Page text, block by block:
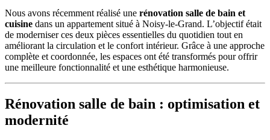
Nous avons récemment réalisé une rénovation salle de bain et
cuisine dans un appartement situé à Noisy-le-Grand. L’objectif était
de moderniser ces deux pièces essentielles du quotidien tout en
améliorant la circulation et le confort intérieur. Grâce à une approche
complète et coordonnée, les espaces ont été transformés pour offrir
une meilleure fonctionnalité et une esthétique harmonieuse.
Rénovation salle de bain : optimisation et
modernité